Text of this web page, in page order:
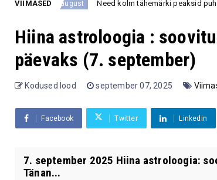
VIIMASED
august Need kolm tähemärki peaksid puhkusel olles
Hiina astroloogia :
päevaks (7. september)
Kodused lood september 07, 2025
Facebook Twitter Linkedin
7. september 2025 Hiina astroloogia:
Tänan...